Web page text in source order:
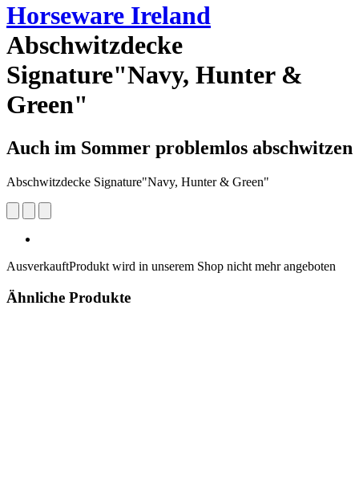
Horseware Ireland
Abschwitzdecke
Signature"Navy, Hunter &
Green"
Auch im Sommer problemlos abschwitzen
Abschwitzdecke Signature"Navy, Hunter & Green"
AusverkauftProdukt wird in unserem Shop nicht mehr angeboten
Ähnliche Produkte